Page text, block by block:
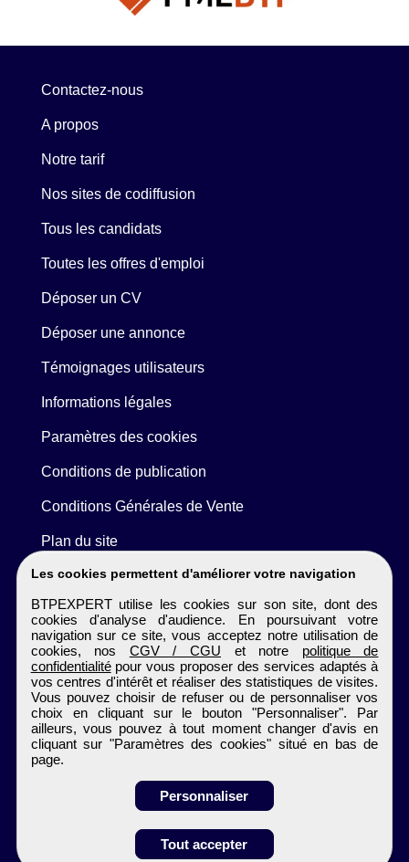
Obtenir ses
Les cookies permettent d'améliorer votre navigation
BTPEXPERT utilise les cookies sur son site, dont des
cookies d'analyse d'audience. En poursuivant votre
navigation sur ce site, vous acceptez notre utilisation de
cookies, nos CGV / CGU et notre politique de
confidentialitépour vous proposer des services adaptés à
vos centres d'intérêt et réaliser des statistiques de visites.
Vous pouvez choisir de refuser ou de personnaliser vos
choix en cliquant sur le bouton "Personnaliser". Par
ailleurs, vous pouvez à tout moment changer d'avis en
cliquant sur "Paramètres des cookies" situé en bas de
page.
Personnaliser
Tout accepter
Contactez-nous
A propos
Notre tarif
Nos sites de codiffusion
Tous les candidats
Toutes les offres d'emploi
Déposer un CV
Déposer une annonce
Témoignages utilisateurs
Informations légales
Paramètres des cookies
Conditions de publication
Conditions Générales de Vente
Plan du site